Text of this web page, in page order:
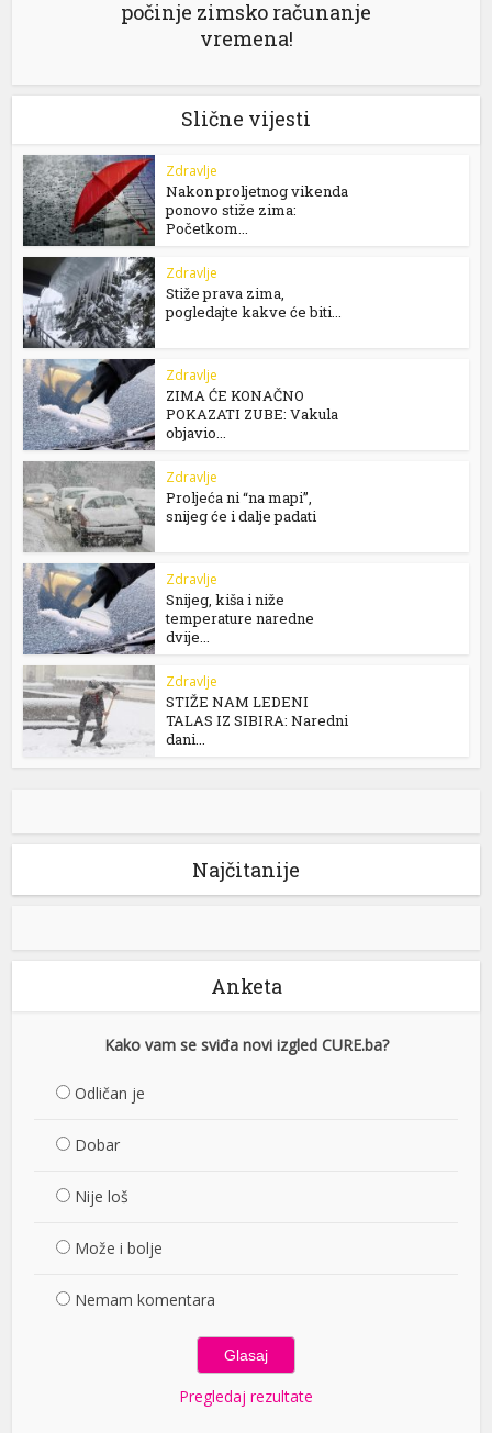
počinje zimsko računanje
vremena!
Slične vijesti
Zdravlje
Nakon proljetnog vikenda
ponovo stiže zima:
Početkom...
Zdravlje
Stiže prava zima,
pogledajte kakve će biti...
Zdravlje
ZIMA ĆE KONAČNO
POKAZATI ZUBE: Vakula
objavio...
Zdravlje
Proljeća ni “na mapi”,
snijeg će i dalje padati
Zdravlje
Snijeg, kiša i niže
temperature naredne
dvije...
Zdravlje
STIŽE NAM LEDENI
TALAS IZ SIBIRA: Naredni
dani...
Najčitanije
Anketa
Kako vam se sviđa novi izgled CURE.ba?
Odličan je
Dobar
Nije loš
Može i bolje
Nemam komentara
Pregledaj rezultate